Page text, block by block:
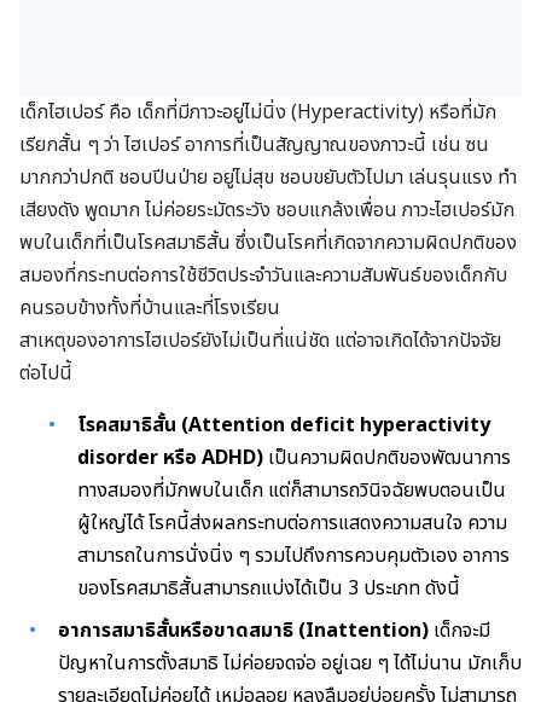
เด็กไฮเปอร์ คือ เด็กที่มีภาวะอยู่ไม่นิ่ง (Hyperactivity) หรือที่มัก
เรียกสั้น ๆ ว่า ไฮเปอร์ อาการที่เป็นสัญญาณของภาวะนี้ เช่น ซน
มากกว่าปกติ ชอบปีนป่าย อยู่ไม่สุข ชอบขยับตัวไปมา เล่นรุนแรง ทำ
เสียงดัง พูดมาก ไม่ค่อยระมัดระวัง ชอบแกล้งเพื่อน ภาวะไฮเปอร์มัก
พบในเด็กที่เป็นโรคสมาธิสั้น ซึ่งเป็นโรคที่เกิดจากความผิดปกติของ
สมองที่กระทบต่อการใช้ชีวิตประจำวันและความสัมพันธ์ของเด็กกับ
คนรอบข้างทั้งที่บ้านและที่โรงเรียน
สาเหตุของอาการไฮเปอร์ยังไม่เป็นที่แน่ชัด แต่อาจเกิดได้จากปัจจัย
ต่อไปนี้
โรคสมาธิสั้น (Attention deficit hyperactivity
disorder หรือ ADHD) เป็นความผิดปกติของพัฒนาการ
ทางสมองที่มักพบในเด็ก แต่ก็สามารถวินิจฉัยพบตอนเป็น
ผู้ใหญ่ได้ โรคนี้ส่งผลกระทบต่อการแสดงความสนใจ ความ
สามารถในการนั่งนิ่ง ๆ รวมไปถึงการควบคุมตัวเอง อาการ
ของโรคสมาธิสั้นสามารถแบ่งได้เป็น 3 ประเภท ดังนี้
อาการสมาธิสั้นหรือขาดสมาธิ (Inattention) เด็กจะมี
ปัญหาในการตั้งสมาธิ ไม่ค่อยจดจ่อ อยู่เฉย ๆ ได้ไม่นาน มักเก็บ